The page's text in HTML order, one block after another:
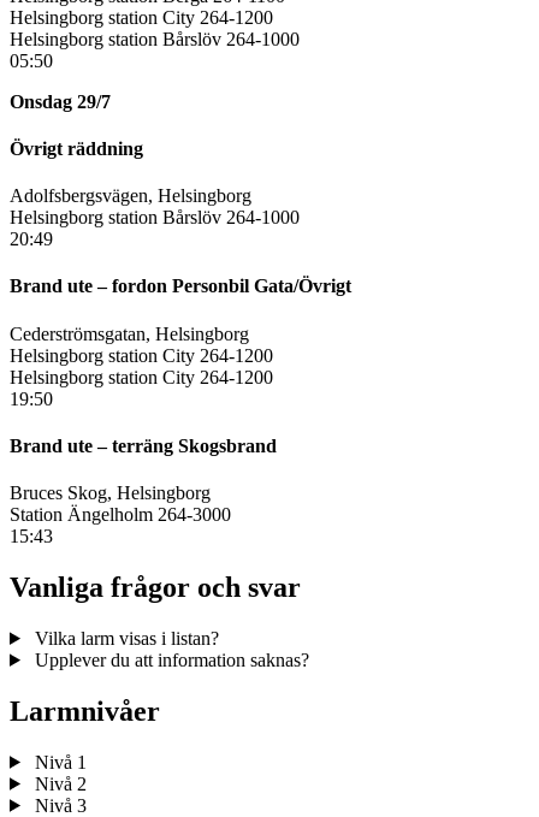
Helsingborg station City 264-1200
Helsingborg station Bårslöv 264-1000
05:50
Onsdag 29/7
Övrigt räddning
Adolfsbergsvägen, Helsingborg
Helsingborg station Bårslöv 264-1000
20:49
Brand ute – fordon Personbil Gata/Övrigt
Cederströmsgatan, Helsingborg
Helsingborg station City 264-1200
Helsingborg station City 264-1200
19:50
Brand ute – terräng Skogsbrand
Bruces Skog, Helsingborg
Station Ängelholm 264-3000
15:43
Vanliga frågor och svar
Vilka larm visas i listan?
Upplever du att information saknas?
Larmnivåer
Nivå 1
Nivå 2
Nivå 3